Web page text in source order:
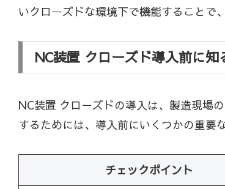
いクローズドな環境下で機能することで
NC装置 クローズド導入前に
NC装置 クローズドの導入は、製造現場
するためには、導入前にいくつかの重要
チェックポイント